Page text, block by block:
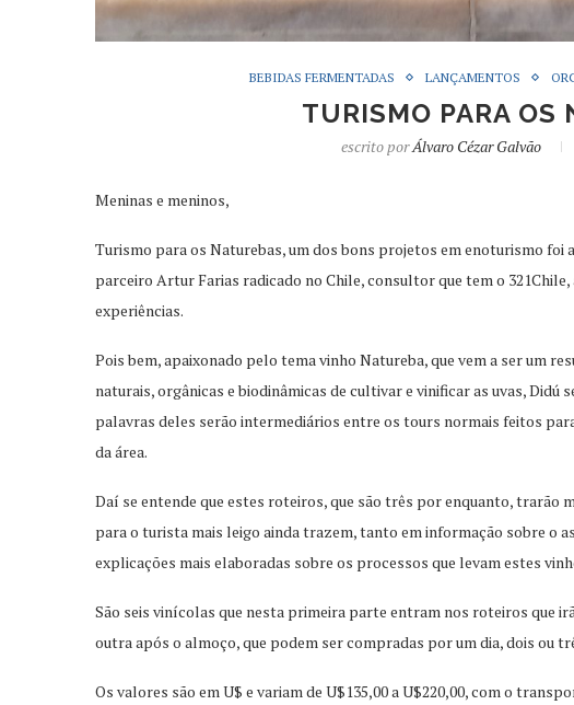
BEBIDAS FERMENTADAS LANÇAMENTOS
TURISMO PARA OS
escrito porÁlvaro Cézar Galvão
Meninas e meninos,
Turismo para os Naturebas, um dos bons projetos em enoturismo foi
parceiro Artur Farias radicado no Chile, consultor que tem o
experiências.
Pois bem, apaixonado pelo tema vinho Natureba, que vem a ser um
naturais, orgânicas e biodinâmicas de cultivar e vinificar as uvas,
palavras deles serão intermediários entre os tours normais feitos
da área.
Daí se entende que estes roteiros, que são três por enquanto, trarão
para o turista mais leigo ainda trazem, tanto em informação sobre o
explicações mais elaboradas sobre os processos que levam estes
São seis vinícolas que nesta primeira parte entram nos roteiros que
outra após o almoço, que podem ser compradas por um dia, dois ou
Os valores são em U$ e variam de U$135,00 a U$220,00, com o